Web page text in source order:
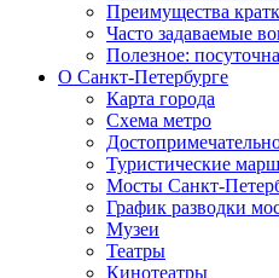
Преимущества
Часто задаваемые
Полезное:
О Санкт-Петербурге
Карта города
Схема метро
Туристические
Мосты Санкт-
График разводки
Музеи
Театры
Кинотеатры